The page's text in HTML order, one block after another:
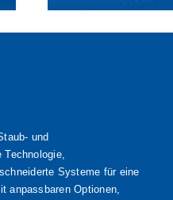
und
Systeme für eine
anpassbaren Optionen,